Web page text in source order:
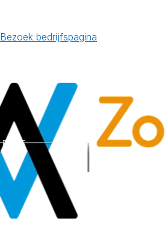
Bezoek bedrijfspagina